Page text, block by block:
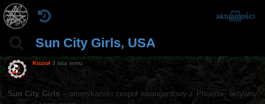
Sun City Girls, USA
aktualności
Kozioł 3 lata temu
Sun City Girls– amerykański zespół awangardowy z Phoenix, aktywny